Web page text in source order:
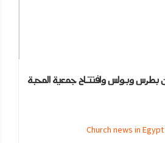
بطرس وبولس وافتتاح جمعية المحبة